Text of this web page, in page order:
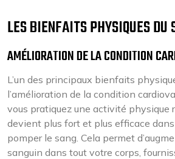
LES BIENFAITS PHYSIQUES DU
AMÉLIORATION DE LA CONDITION
L’un des principaux bienfaits
l’amélioration de la condition
vous pratiquez une activité physique
devient plus fort et plus efficace
pomper le sang. Cela permet
sanguin dans tout votre corps,